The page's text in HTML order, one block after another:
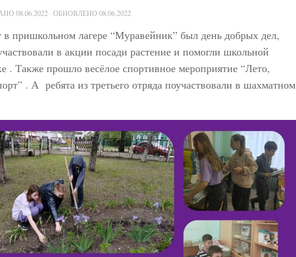
08.06.2022 · ОБНОВЛЕНО 08.06.2022
в пришкольном лагере “Муравейник” был день добрых дел,
в акции посади растение и помогли школьной
. Также прошло весёлое спортивное мероприятие “Лето,
. А ребята из третьего отряда поучаствовали в шахматном